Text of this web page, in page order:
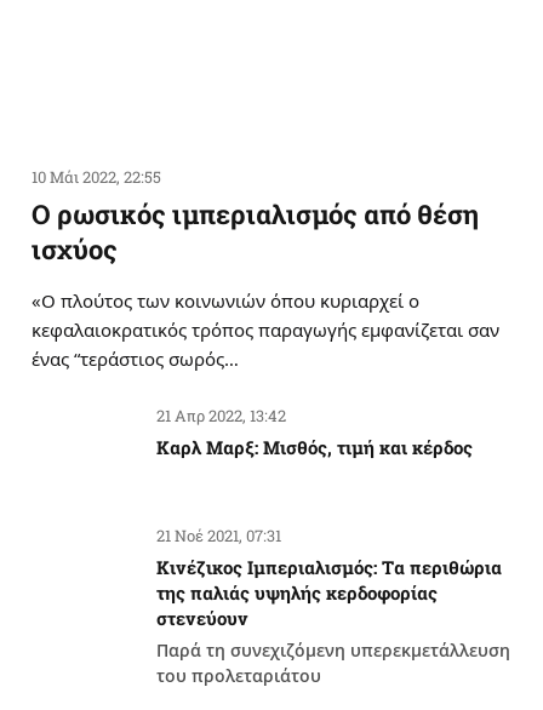
10 Μάι 2022, 22:55
Ο ρωσικός ιμπεριαλισμός από θέση
ισχύος
«Ο πλούτος των κοινωνιών όπου κυριαρχεί ο
κεφαλαιοκρατικός τρόπος παραγωγής εμφανίζεται σαν
ένας “τεράστιος σωρός…
21 Απρ 2022, 13:42
Καρλ Μαρξ: Μισθός, τιμή και κέρδος
21 Νοέ 2021, 07:31
Κινέζικος Ιμπεριαλισμός: Tα περιθώρια
της παλιάς υψηλής κερδοφορίας
στενεύουν
Παρά τη συνεχιζόμενη υπερεκμετάλλευση
του προλεταριάτου